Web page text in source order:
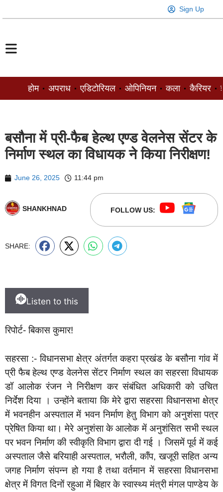
Sign Up
होम अपराध एडिटोरियल ओपिनियन कला कैरियर
बसौना में प्री-फैब हेल्थ एण्ड वेलनेस सेंटर के
निर्माण स्थल का विधायक ने किया निरीक्षण!
June 26, 2025 11:44 pm
SHANKHNAD FOLLOW US:
SHARE:
Listen to this
रिपोर्ट- बिकास कुमार!
सहरसा :- विधानसभा क्षेत्र अंतर्गत कहरा प्रखंड के बसौना गांव में
प्री फैब हेल्थ एण्ड वेलनेस सेंटर निर्माण स्थल का सहरसा विधायक
डॉ आलोक रंजन ने निरीक्षण कर संबंधित अधिकारी को उचित
निर्देश दिया । उन्होंने बताया कि मेरे द्वारा सहरसा विधानसभा क्षेत्र
में भवनहीन अस्पताल में भवन निर्माण हेतु विभाग को अनुशंसा पत्र
प्रेषित किया था। मेरे अनुशंसा के आलोक में अनुशंसित सभी स्थल
पर भवन निर्माण की स्वीकृति विभाग द्वारा दी गई । जिसमें पूर्व में कई
अस्पताल जैसे बरियाही अस्पताल, भरौली, काँप, खजूरी सहित अन्य
जगह निर्माण संपन्न हो गया है तथा वर्तमान में सहरसा विधानसभा
क्षेत्र में विगत दिनों रहुआ में बिहार के स्वास्थ्य मंत्री मंगल पाण्डेय के